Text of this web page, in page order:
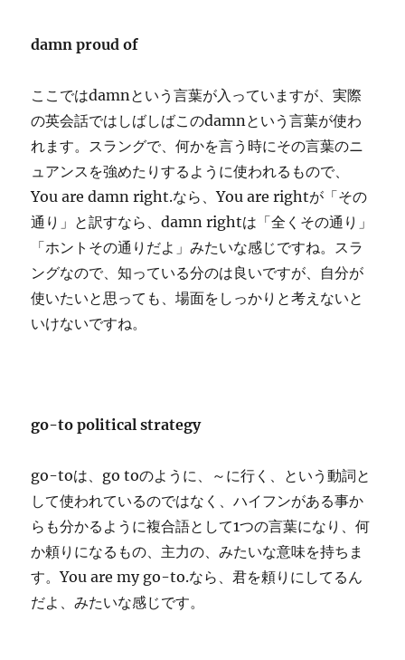
damn proud of
ここではdamnという言葉が入っていますが、実際
の英会話ではしばしばこのdamnという言葉が使わ
れます。スラングで、何かを言う時にその言葉のニ
ュアンスを強めたりするように使われるもので、
You are damn right.なら、You are rightが「その
通り」と訳すなら、damn rightは「全くその通り」
「ホントその通りだよ」みたいな感じですね。スラ
ングなので、知っている分のは良いですが、自分が
使いたいと思っても、場面をしっかりと考えないと
いけないですね。
go-to political strategy
go-toは、go toのように、～に行く、という動詞と
して使われているのではなく、ハイフンがある事か
らも分かるように複合語として1つの言葉になり、何
か頼りになるもの、主力の、みたいな意味を持ちま
す。You are my go-to.なら、君を頼りにしてるん
だよ、みたいな感じです。